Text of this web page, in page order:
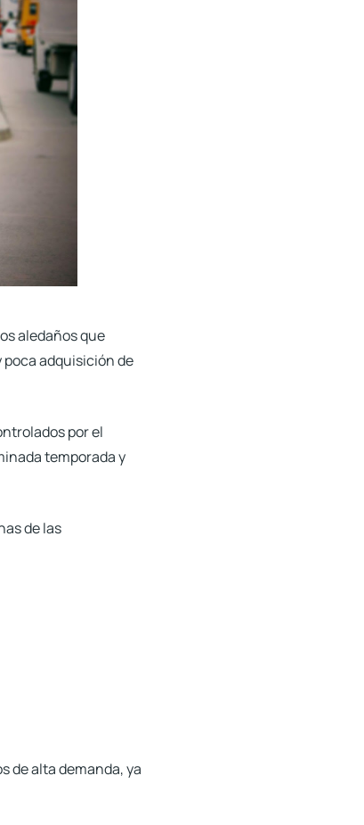
aledaños que
adquisición de
por el
temporada y
de las
de alta demanda, ya